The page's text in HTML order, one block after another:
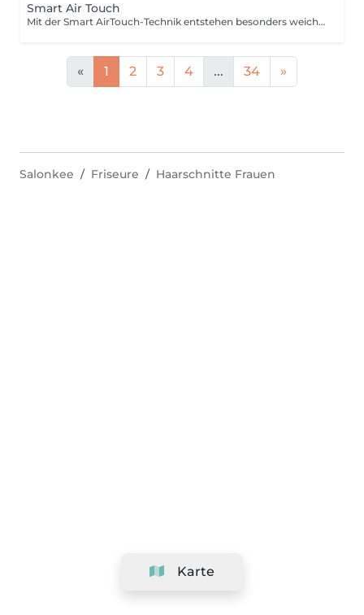
Smart Air Touch
Mit der Smart AirTouch-Technik entstehen besonders weiche, natürliche Farbverläufe und ein sanfter Übergang zum Ansatz. Das anschließende Glossing veredelt den Blondton und sorgt für strahlenden Glanz. Inklusive Farbveredelung, typgerechtem Haarschnitt und professionellem Styling.
« 1 2 3 4 ... 34 »
Karte
Salonkee Friseure Haarschnitte Frauen